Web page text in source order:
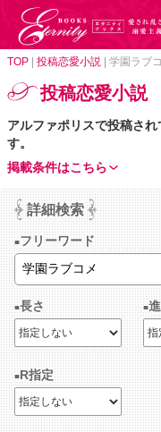
TOP 投稿恋愛小説 学園ラブ
投稿恋愛小説
アルファポリスで投稿さ
す。
掲載条件はこちら
詳細検索
フリーワード
長さ
R指定